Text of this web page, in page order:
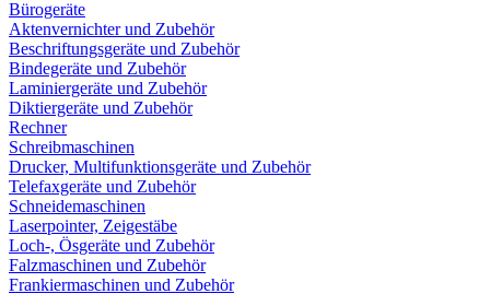
Bürogeräte
Aktenvernichter und Zubehör
Beschriftungsgeräte und Zubehör
Bindegeräte und Zubehör
Laminiergeräte und Zubehör
Diktiergeräte und Zubehör
Rechner
Schreibmaschinen
Drucker, Multifunktionsgeräte und Zubehör
Telefaxgeräte und Zubehör
Schneidemaschinen
Laserpointer, Zeigestäbe
Loch-, Ösgeräte und Zubehör
Falzmaschinen und Zubehör
Frankiermaschinen und Zubehör